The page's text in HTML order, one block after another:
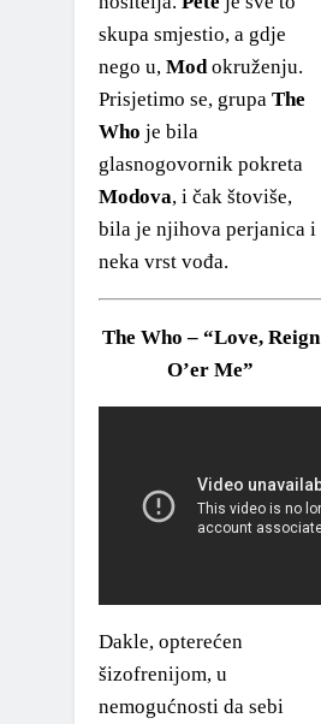
skupa smjestio, a gdje
nego u, Modokruženju.
Prisjetimo se, grupa The
Who je bila
glasnogovornik pokreta
Modova, i čak štoviše,
bila je njihova perjanica i
neka vrst vođa.
The Who – “Love, Reign
O’er Me”
Dakle, opterećen
šizofrenijom, u
nemogućnosti da sebi